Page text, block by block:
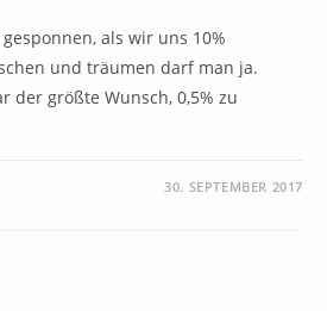
als wir uns 10%
und träumen darf man ja.
der größte Wunsch, 0,5% zu
30. SEPTEMBER 2017